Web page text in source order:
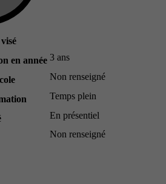
en année 3 ans
Non renseigné
Temps plein
En présentiel
Non renseigné